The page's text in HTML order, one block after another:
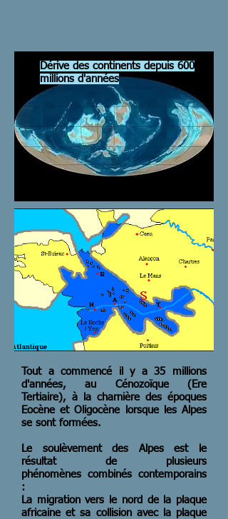
Dérive des continents depuis 600
millions d'années
Tout a commencé il y a 35 millions
d'années, au Cénozoïque (Ere
Tertiaire), à la charnière des époques
Eocène et Oligocène lorsque les Alpes
se sont formées.
Le soulèvement des Alpes est le
résultat de plusieurs
phénomènes combinés contemporains
:
La migration vers le nord de la plaque
africaine et sa collision avec la plaque